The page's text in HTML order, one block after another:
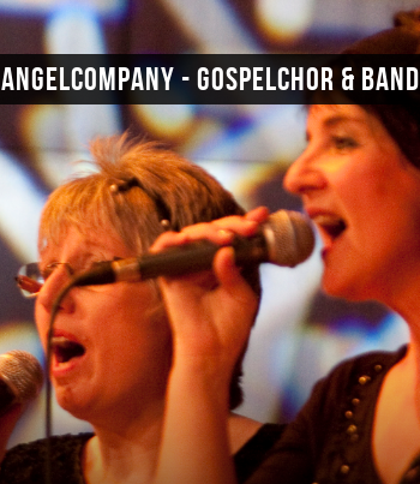
AngelCompany - Gospelchor & Band